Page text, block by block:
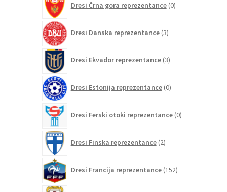
Dresi Črna gora reprezentance 0izdelkov
Dresi Danska reprezentance 3izdelki
Dresi Ekvador reprezentance 3izdelki
Dresi Estonija reprezentance 0izdelkov
Dresi Ferski otoki reprezentance 0izdelkov
Dresi Finska reprezentance 2izdelka
Dresi Francija reprezentance 152izdelkov